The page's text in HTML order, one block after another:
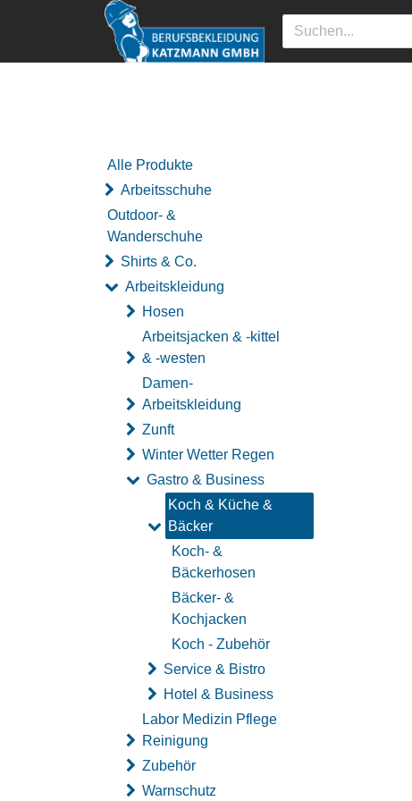
Alle Produkte
Arbeitsschuhe
Outdoor- &
Wanderschuhe
Shirts & Co.
Arbeitskleidung
Hosen
Arbeitsjacken & -kittel
& -westen
Damen-
Arbeitskleidung
Zunft
Winter Wetter Regen
Gastro & Business
Koch & Küche &
Bäcker
Koch- &
Bäckerhosen
Bäcker- &
Kochjacken
Koch - Zubehör
Service & Bistro
Hotel & Business
Labor Medizin Pflege
Reinigung
Zubehör
Warnschutz